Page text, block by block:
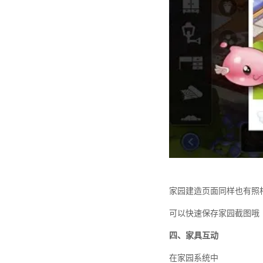
家园建造页面同样也有照
可以快速保存家园截图哦
四、家具互动
在家园系统中